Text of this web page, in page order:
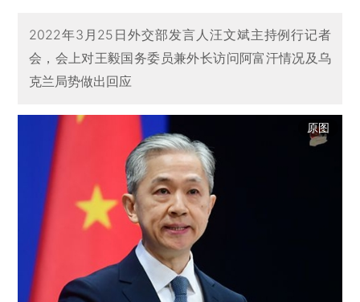
2022年3月25日外交部发言人汪文斌主持例行记者
会，会上对王毅国务委员兼外长访问阿富汗情况及乌
克兰局势做出回应
原图